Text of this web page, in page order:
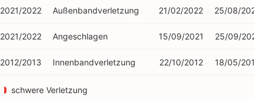
2021/2022 Außenbandverletzung 21/02/2022 25/08/
2021/2022 Angeschlagen 15/09/2021 25/09/
2012/2013 Innenbandverletzung 22/10/2012 18/05/
schwere Verletzung